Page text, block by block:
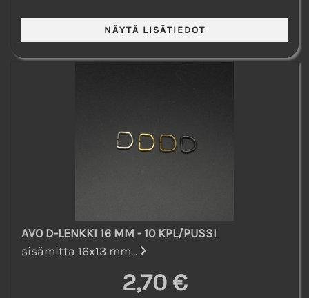
AVO D-LENKKI 16 MM - 10 KPL/PUSSI
sisämitta 16x13 mm...
2,70 €